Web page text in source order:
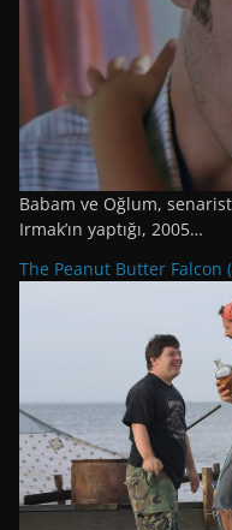
Babam ve Oğlum,
Irmak’ın yaptığı, 2005…
The Peanut Butter Falcon